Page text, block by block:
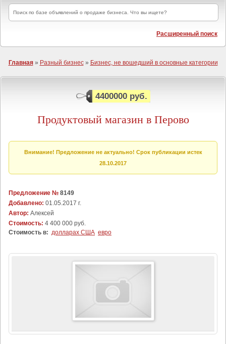
Расширенный поиск
Главная» Разный бизнес» Бизнес, не вошедший в основные категории
4400000 руб.
Продуктовый магазин в Перово
Внимание! Предложение не актуально! Срок публикации истек
28.10.2017
Предложение № 8149
Добавлено: 01.05.2017 г.
Автор: Алексей
Стоимость: 4 400 000 руб.
Стоимость в: долларах США евро